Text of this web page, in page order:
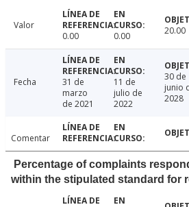
Valor
0.00
0.00 20.00
Fecha
31 de
marzo
de 2021
11 de
julio de
2022
30 de
junio
2028
Comentar
Percentage of complaints
within the stipulated standard for